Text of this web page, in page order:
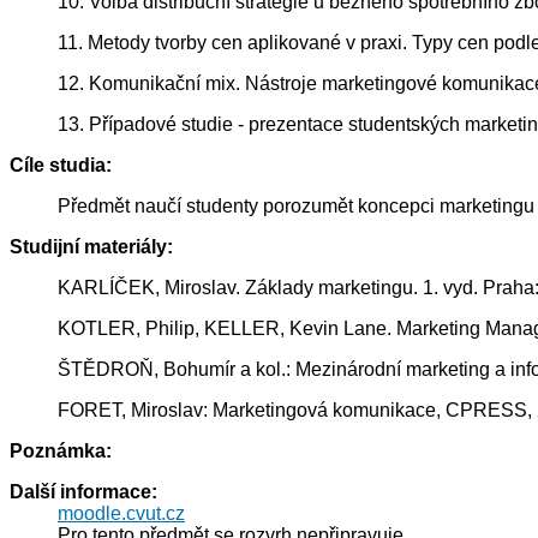
11. Metody tvorby cen aplikované v praxi. Typy cen
12. Komunikační mix. Nástroje marketingové
13. Případové studie - prezentace studentských
Cíle studia:
Předmět naučí studenty porozumět koncepci
Studijní materiály:
KARLÍČEK, Miroslav. Základy marketingu. 1. vyd.
KOTLER, Philip, KELLER, Kevin Lane. Marketing
ŠTĚDROŇ, Bohumír a kol.: Mezinárodní marketing a
FORET, Miroslav: Marketingová komunikace,
Poznámka:
Další informace:
moodle.cvut.cz